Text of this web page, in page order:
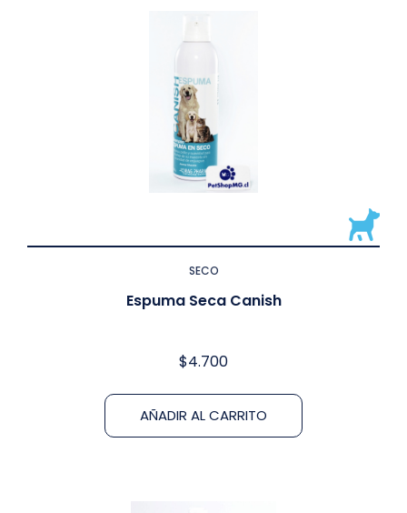
SECO
Espuma Seca Canish
$4.700
AÑADIR AL CARRITO